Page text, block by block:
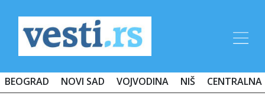
BEOGRAD NOVI SAD VOJVODINA NIŠ CENTRALNA